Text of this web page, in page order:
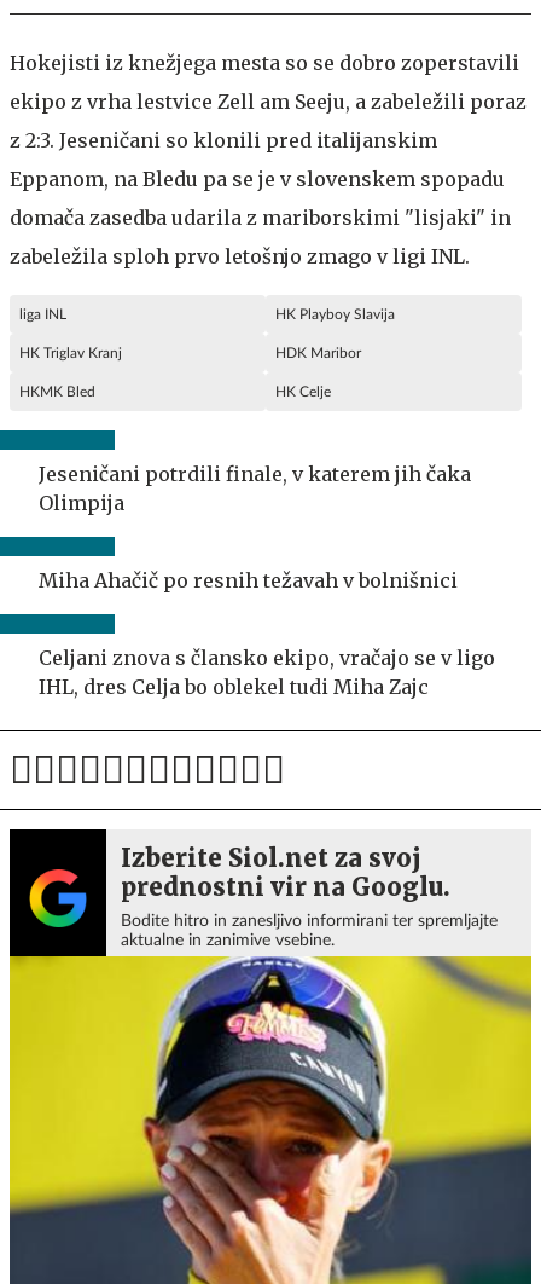
Hokejisti iz knežjega mesta so se dobro zoperstavili
ekipo z vrha lestvice Zell am Seeju, a zabeležili poraz
z 2:3. Jeseničani so klonili pred italijanskim
Eppanom, na Bledu pa se je v slovenskem spopadu
domača zasedba udarila z mariborskimi "lisjaki" in
zabeležila sploh prvo letošnjo zmago v ligi INL.
liga INL HK Playboy Slavija
HK Triglav Kranj HDK Maribor
HKMK Bled HK Celje
Jeseničani potrdili finale, v katerem jih čaka
Olimpija
Miha Ahačič po resnih težavah v bolnišnici
Celjani znova s člansko ekipo, vračajo se v ligo
IHL, dres Celja bo oblekel tudi Miha Zajc
Izberite Siol.net za svoj
prednostni vir na Googlu.
Bodite hitro in zanesljivo informirani ter spremljajte
aktualne in zanimive vsebine.